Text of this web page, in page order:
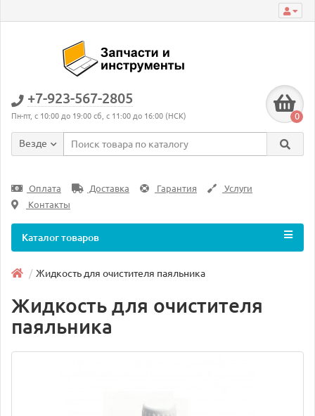
+7-923-567-2805
Пн-пт, с 10:00 до 19:00 сб, с 11:00 до 16:00 (НСК) 0
Везде
Оплата Доставка Гарантия
Услуги
Контакты
Каталог товаров
Жидкость для очистителя паяльника
Жидкость для очистителя
паяльника